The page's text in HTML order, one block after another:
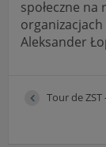
społeczne
Aleksander
Tour de